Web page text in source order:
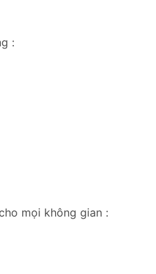
:
mọi không gian :